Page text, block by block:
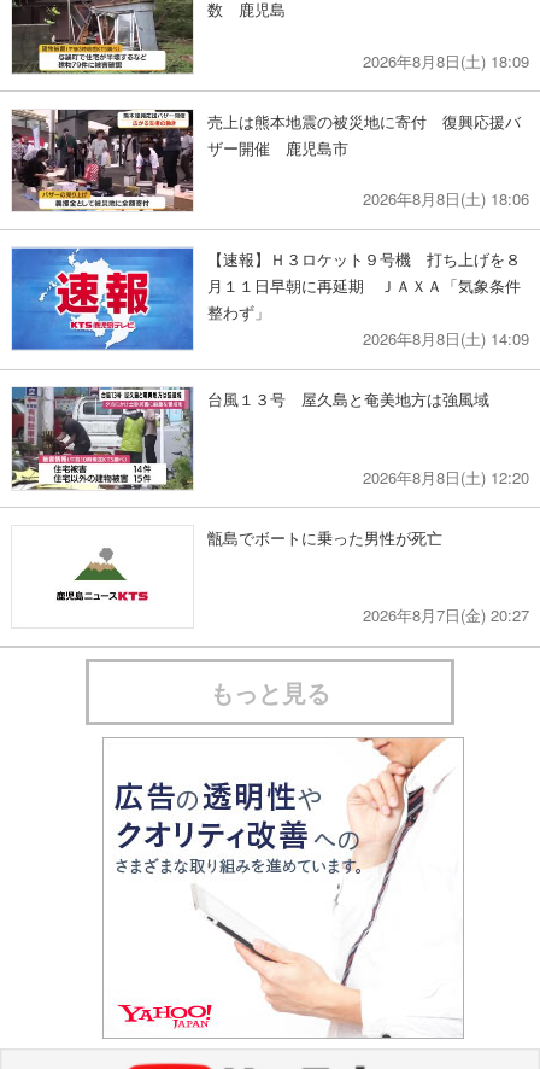
数 鹿児島
2026年8月8日(土) 18:09
売上は熊本地震の被災地に寄付 復興応援バ
ザー開催 鹿児島市
2026年8月8日(土) 18:06
【速報】Ｈ３ロケット９号機 打ち上げを８
月１１日早朝に再延期 ＪＡＸＡ「気象条件
整わず」
2026年8月8日(土) 14:09
台風１３号 屋久島と奄美地方は強風域
2026年8月8日(土) 12:20
甑島でボートに乗った男性が死亡
2026年8月7日(金) 20:27
もっと見る